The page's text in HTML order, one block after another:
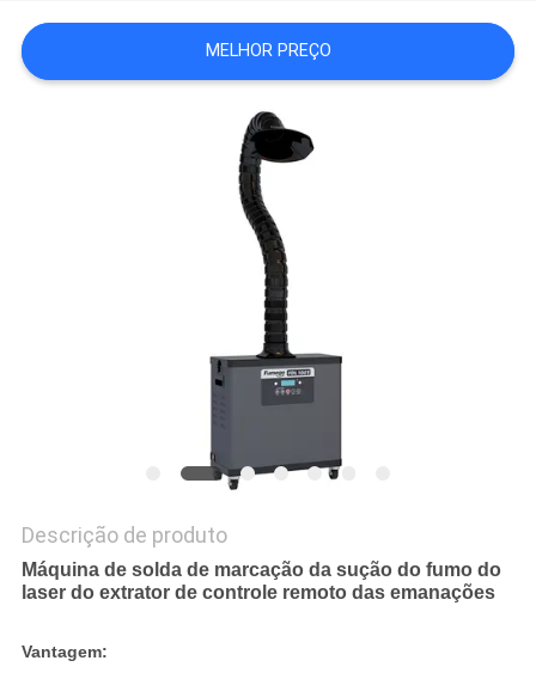
MAPA
DO
MELHOR PREÇO
Descrição de produto
Máquina de solda de marcação da sução do fumo do
laser do extrator de controle remoto das emanações
Vantagem: